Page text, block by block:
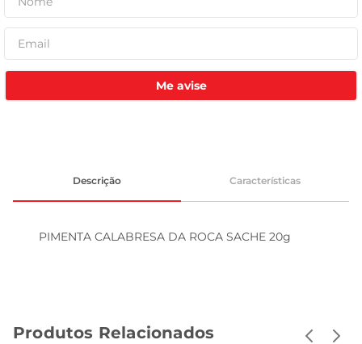
Me avise
Descrição Características
PIMENTA CALABRESA DA ROCA SACHE 20g
Produtos Relacionados